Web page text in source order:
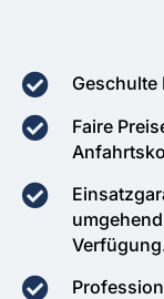
Geschulte
Faire